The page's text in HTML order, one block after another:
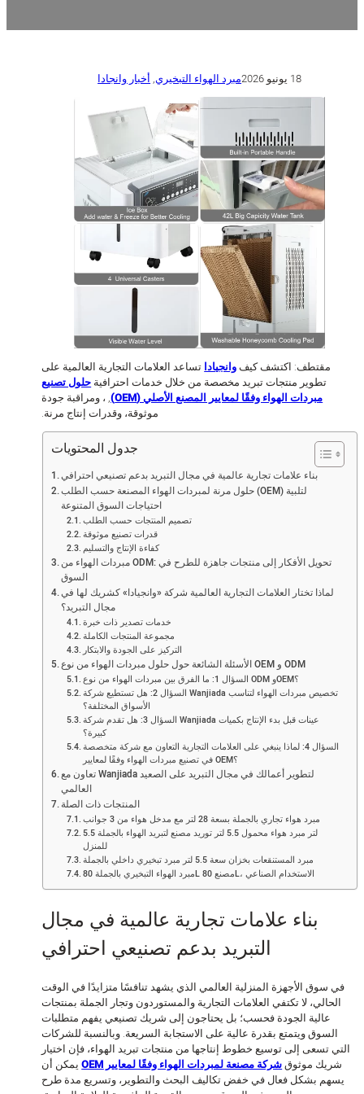
مبرد الهواء التبخيري,أخبار وانجادا
مقتطف: اكتشف كيفوانجياداتساعد العلامات التجارية العالمية على
تطوير منتجات تبريد مخصصة من خلال خدمات احترافيةحلول تصنيع
مبردات الهواء وفقًا لمعايير المصنع الأصلي (OEM)
, ، ومراقبة جودة
موثوقة، وقدرات إنتاج مرنة.
جدول المحتويات
بناء علامات تجارية عالمية في مجال التبريد بدعم تصنيعي احترافي
حلول مرنة لمبردات الهواء المصنعة حسب الطلب (OEM) لتلبية
احتياجات السوق المتنوعة
تصميم المنتجات حسب الطلب
قدرات تصنيع موثوقة
كفاءة الإنتاج والتسليم
مبردات الهواء من ODM: تحويل الأفكار إلى منتجات جاهزة للطرح في
لماذا تختار العلامات التجارية العالمية شركة «وانجيادا» كشريك لها في
مجال التبريد؟
خدمات تصدير ذات خبرة
مجموعة المنتجات الكاملة
التركيز على الجودة والابتكار
السؤال 2: هل تستطيع شركة Wanjiada تخصيص مبردات الهواء لتناسب
الأسواق المختلفة؟
السؤال 3: هل تقدم شركة Wanjiada عينات قبل بدء الإنتاج بكميات
السؤال 4: لماذا ينبغي على العلامات التجارية التعاون مع شركة متخصصة
تعاون مع Wanjiada لتطوير أعمالك في مجال التبريد على الصعيد
العالمي
المنتجات ذات الصلة
مبرد هواء تجاري بالجملة بسعة 28 لتر مع مدخل هواء من 3 جوانب
5.5 لتر مبرد هواء محمول 5.5 لتر توريد مصنع لتبريد الهواء بالجملة
مبرد المستنقعات بخزان سعة 5.5 لتر مبرد تبخيري داخلي بالجملة
مبرد الهواء التبخيري بالجملة 80L مصنع 80L، الاستخدام الصناعي
بناء علامات تجارية عالمية في مجال
التبريد بدعم تصنيعي احترافي
سوق الأجهزة المنزلية العالمي الذي يشهد تنافسًا متزايدًا في الوقت
لا تكتفي العلامات التجارية والمستوردون وتجار الجملة بمنتجات
عالية الجودة فحسب؛ بل يحتاجون إلى شريك تصنيعي يفهم متطلبات
ويتمتع بقدرة عالية على الاستجابة السريعة. وبالنسبة للشركات
تسعى إلى توسيع خطوط إنتاجها من منتجات تبريد الهواء، فإن اختيار
موثوقشركة مصنعة لمبردات الهواء وفقًا لمعايير OEM
يمكن أن
بشكل فعال في خفض تكاليف البحث والتطوير، وتسريع مدة طرح